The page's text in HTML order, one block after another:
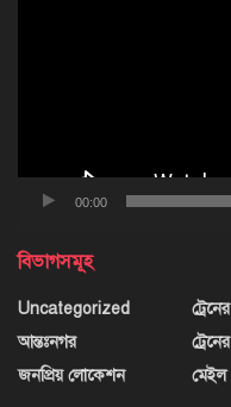
00:00
বিভাগসমূহ
Uncategorized
আন্তঃনগর
জনপ্রিয় লোকেশন
মেইল